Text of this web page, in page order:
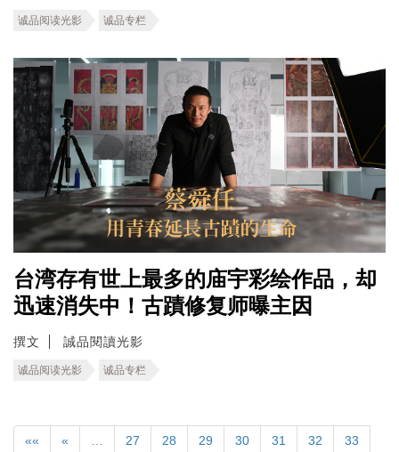
诚品阅读光影 诚品专栏
台湾存有世上最多的庙宇彩绘作品，却
迅速消失中！古蹟修复师曝主因
撰文 誠品閱讀光影
诚品阅读光影 诚品专栏
«« « 27 28 29 30 31 32 33